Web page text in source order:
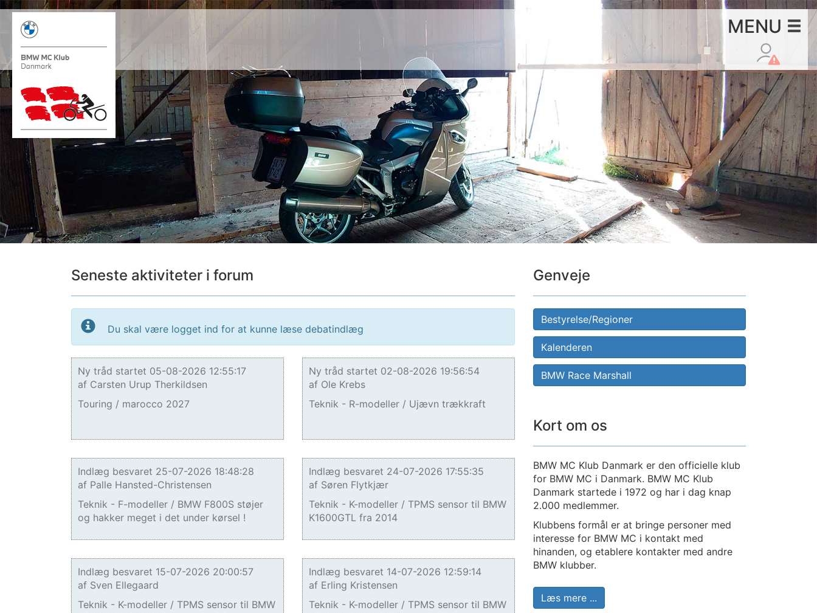
MENU×
Seneste aktiviteter i forum
Du skal være logget ind for at kunne læse debatindlæg
Ny tråd startet 05-08-2026 12:55:17
af Carsten Urup Therkildsen
Touring / marocco 2027
Ny tråd startet 02-08-2026 19:56:54
af Ole Krebs
Teknik - R-modeller / Ujævn trækkraft
Indlæg besvaret 25-07-2026 18:48:28
af Palle Hansted-Christensen
Teknik - F-modeller / BMW F800S støjer
og hakker meget i det under kørsel !
Indlæg besvaret 24-07-2026 17:55:35
af Søren Flytkjær
Teknik - K-modeller / TPMS sensor til BMW
K1600GTL fra 2014
Indlæg besvaret 15-07-2026 20:00:57
af Sven Ellegaard
Teknik - K-modeller / TPMS sensor til BMW
Indlæg besvaret 14-07-2026 12:59:14
af Erling Kristensen
Teknik - K-modeller / TPMS sensor til BMW
Genveje
Bestyrelse/Regioner
Kalenderen
BMW Race Marshall
Kort om os
BMW MC Klub Danmark er den officielle klub
for BMW MC i Danmark. BMW MC Klub
Danmark startede i 1972 og har i dag knap
2.000 medlemmer.
Klubbens formål er at bringe personer med
interesse for BMW MC i kontakt med
hinanden, og etablere kontakter med andre
BMW klubber.
Læs mere ...